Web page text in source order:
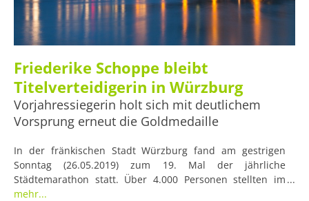
Friederike Schoppe bleibt
Titelverteidigerin in Würzburg
Vorjahressiegerin holt sich mit deutlichem
Vorsprung erneut die Goldmedaille
In der fränkischen Stadt Würzburg fand am gestrigen
Sonntag (26.05.2019) zum 19. Mal der jährliche
Städtemarathon statt. Über 4.000 Personen stellten im
Rahmen des Laufevents bei verschiedenen Disziplinen ihr
mehr...